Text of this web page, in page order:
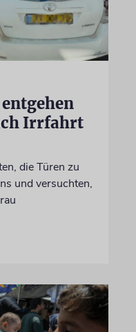
Irrfahrt
die Türen zu
und versuchten,